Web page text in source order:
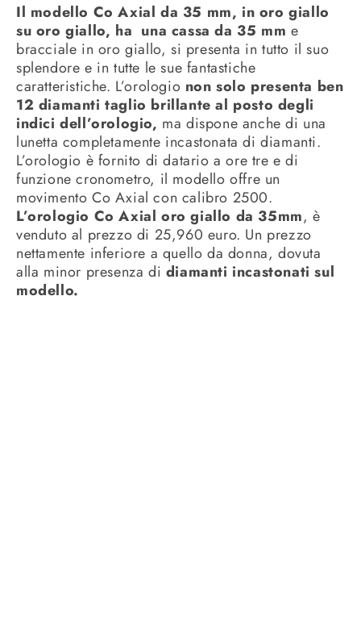
Il modello Co Axial da 35 mm, in oro giallo
su oro giallo, ha una cassa da 35 mm e
bracciale in oro giallo, si presenta in tutto il suo
splendore e in tutte le sue fantastiche
caratteristiche. L’orologio non solo presenta ben
12 diamanti taglio brillante al posto degli
indici dell’orologio, ma dispone anche di una
lunetta completamente incastonata di diamanti.
L’orologio è fornito di datario a ore tre e di
funzione cronometro, il modello offre un
movimento Co Axial con calibro 2500.
L’orologio Co Axial oro giallo da 35mm, è
venduto al prezzo di 25,960 euro. Un prezzo
nettamente inferiore a quello da donna, dovuta
alla minor presenza di diamanti incastonati sul
modello.